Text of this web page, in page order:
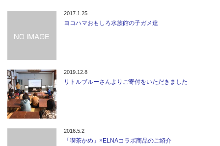
2017.1.25
ヨコハマおもしろ水族館の子ガメ達
2019.12.8
リトルブルーさんよりご寄付をいただきました
2016.5.2
「喫茶かめ」×ELNAコラボ商品のご紹介